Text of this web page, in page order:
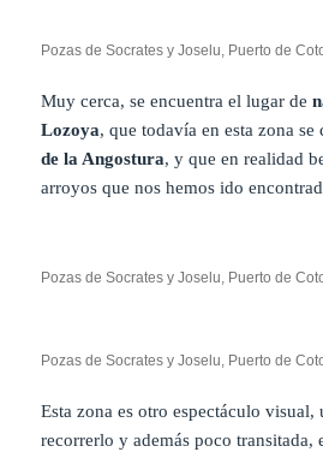
Pozas de Socrates y Joselu, Puerto de
Muy cerca, se encuentra el lugar de
Lozoya, que todavía en esta zona
de la Angostura, y que en realidad
arroyos que nos hemos ido
Pozas de Socrates y Joselu, Puerto de
Pozas de Socrates y Joselu, Puerto de
Esta zona es otro espectáculo visual,
recorrerlo y además poco transitada,